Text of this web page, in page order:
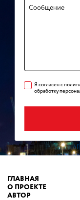
Я согласен с
обработку
ГЛАВНАЯ
О ПРОЕКТЕ
АВТОР